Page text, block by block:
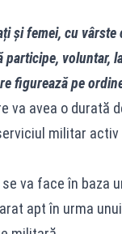
și femei, cu
voluntar,
figurează pe
va avea o durată
militar activ
va face în baza
apt în urma